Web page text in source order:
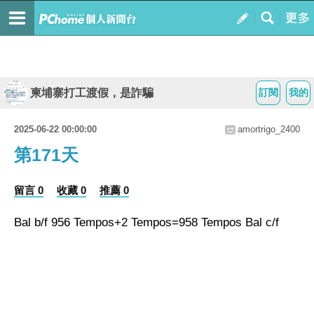
我的
訂閱
柬埔寨打工渡假，是詐騙
2025-06-22 00:00:00 amortrigo_2400
第171天
留言 0 收藏 0 推薦 0
Bal b/f 956 Tempos+2 Tempos=958 Tempos Bal c/f